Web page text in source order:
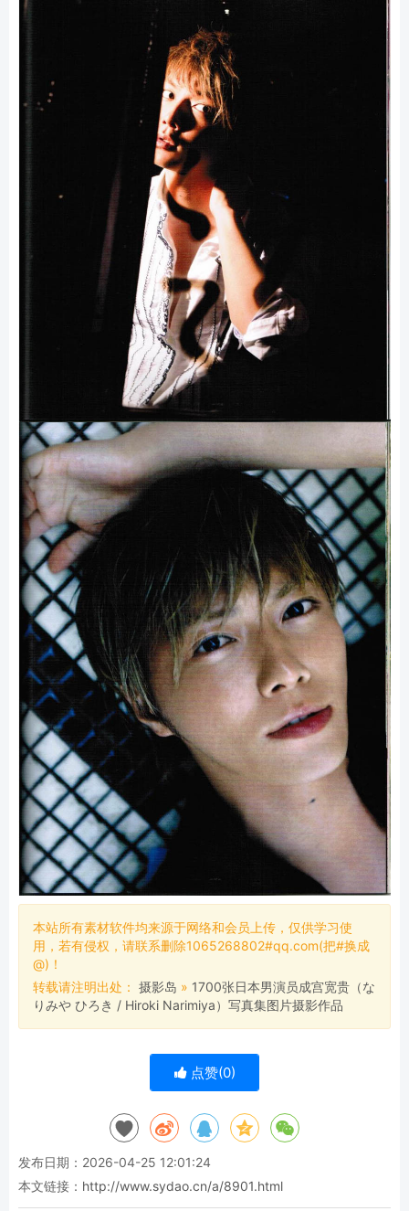
本站所有素材软件均来源于网络和会员上传，仅供学习使
用，若有侵权，请联系删除1065268802#qq.com(把#换成
@)！
转载请注明出处： 摄影岛 » 1700张日本男演员成宫宽贵（な
りみや ひろき / Hiroki Narimiya）写真集图片摄影作品
点赞(0)
发布日期：2026-04-25 12:01:24
本文链接： http://www.sydao.cn/a/8901.html